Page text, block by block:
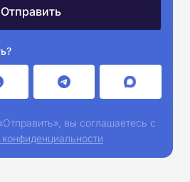
вы соглашаетесь с
конфиденциальности